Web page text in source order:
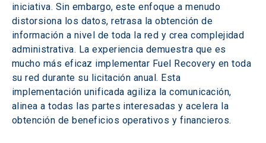
iniciativa. Sin embargo, este enfoque a menudo
distorsiona los datos, retrasa la obtención de
información a nivel de toda la red y crea complejidad
administrativa. La experiencia demuestra que es
mucho más eficaz implementar Fuel Recovery en toda
su red durante su licitación anual. Esta
implementación unificada agiliza la comunicación,
alinea a todas las partes interesadas y acelera la
obtención de beneficios operativos y financieros.